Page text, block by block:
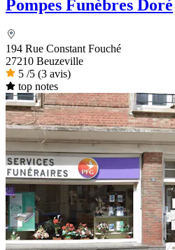
Pompes Funèbres Doré
194 Rue Constant Fouché
27210 Beuzeville
5 /5 (3 avis)
top notes